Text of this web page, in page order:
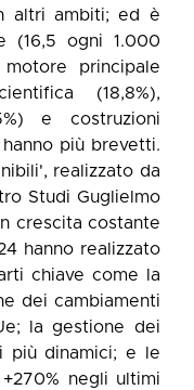
altri ambiti; ed è
(16,5 ogni 1.000
principale
(18,8%),
e costruzioni
più brevetti.
realizzato da
Studi Guglielmo
crescita costante
hanno realizzato
chiave come la
dei cambiamenti
la gestione dei
più dinamici; e le
negli ultimi